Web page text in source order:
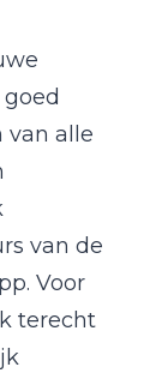
van alle
van de
Voor
terecht